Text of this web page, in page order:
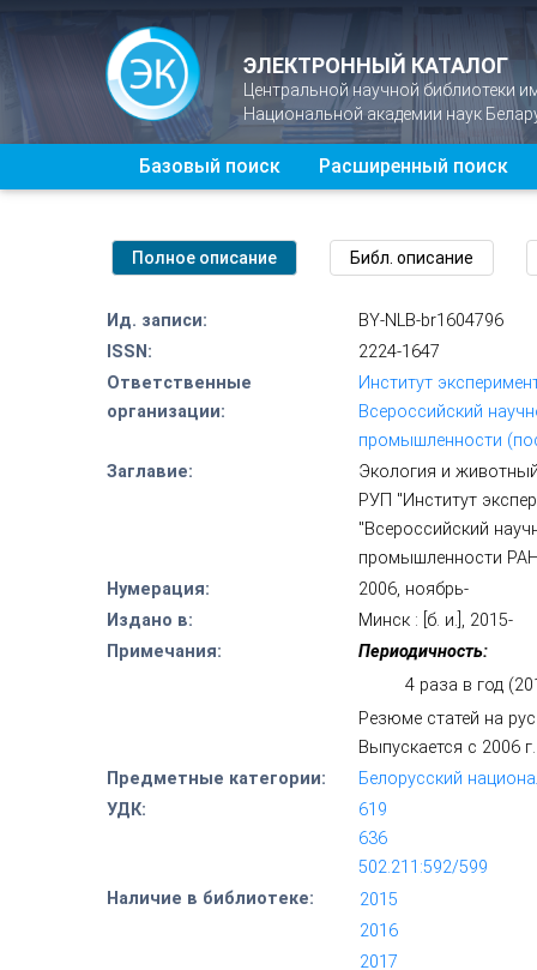
ЭЛЕКТРОННЫЙ КАТАЛОГ
Центральной научной библиотеки
Национальной академии наук
Базовый поиск Расширенный поиск
Ид. записи:
BY-NLB-br1604796
ISSN:
2224-1647
Ответственные
организации:
Институт
Всероссийский
промышленности
Заглавие:
Экология и
РУП "Институт
"Всероссийский
промышленности
Нумерация:
2006, ноябрь-
Издано в:
Минск : [б. и.], 2015-
Примечания:
Периодичность:
4 раза в год
Резюме статей на
Выпускается с 2006 г.
Предметные категории:
Белорусский
УДК:
619
636
502.211:592/599
Наличие в библиотеке:
2015
2016
2017